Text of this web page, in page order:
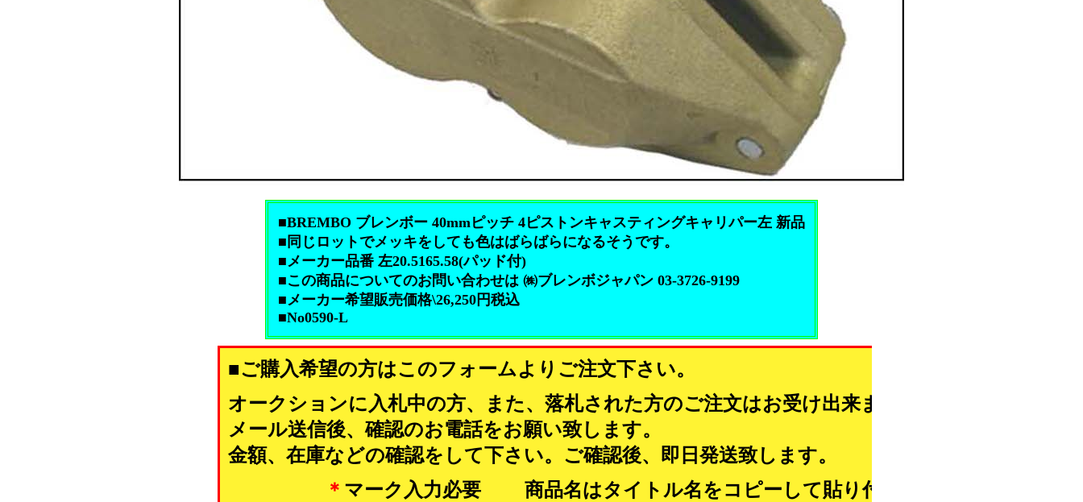
■BREMBO ブレンボー 40mmピッチ 4ピストンキャスティングキャリパー左 新品
■同じロットでメッキをしても色はばらばらになるそうです。
■メーカー品番 左20.5165.58(パッド付)
■この商品についてのお問い合わせは ㈱ブレンボジャパン 03-3726-9199
■メーカー希望販売価格\26,250円税込
■No0590-L